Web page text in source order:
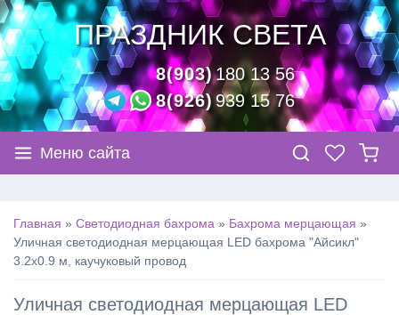
ПРАЗДНИК СВЕТА
8(903)180 13 56
8(926)939 15 76
Меню сайта
Главная » Светодиодная бахрома » Бахрома мерцающая »
Уличная светодиодная мерцающая LED бахрома "Айсикл"
3.2х0.9 м, каучуковый провод
Уличная светодиодная мерцающая LED